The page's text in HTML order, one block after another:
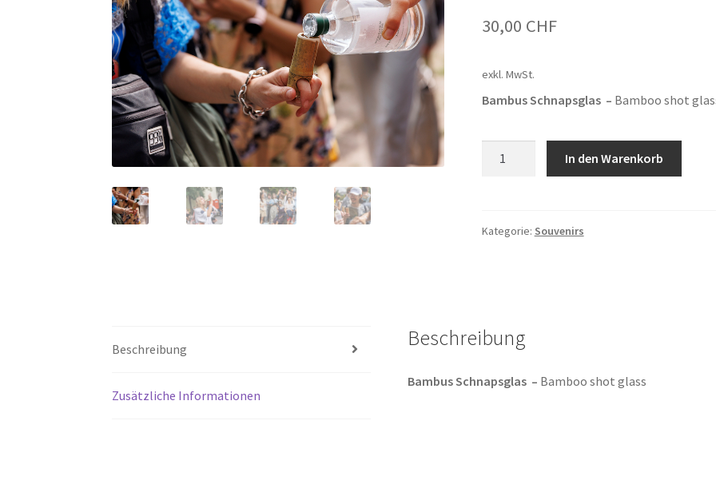
30,00 CHF
exkl. MwSt.
Bambus Schnapsglas – Bamboo shot
In den Warenkorb
Kategorie: Souvenirs
Beschreibung
Zusätzliche Informationen
Beschreibung
Bambus Schnapsglas – Bamboo shot glass